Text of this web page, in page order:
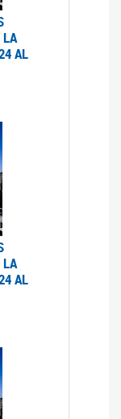
LA
AL
LA
AL